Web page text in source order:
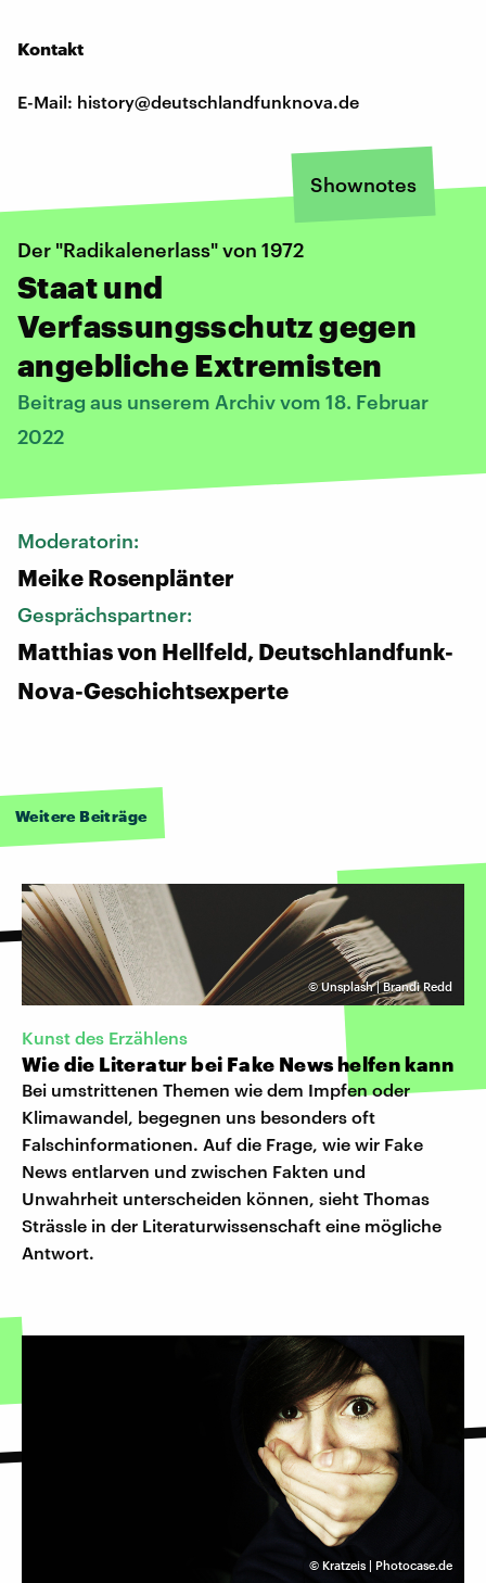
Kontakt
E-Mail: history@deutschlandfunknova.de
Shownotes
Der "Radikalenerlass" von 1972
Staat und
Verfassungsschutz gegen
angebliche Extremisten
Beitrag aus unserem Archiv vom 18. Februar
2022
Moderatorin:
Meike Rosenplänter
Gesprächspartner:
Matthias von Hellfeld, Deutschlandfunk-
Nova-Geschichtsexperte
Weitere Beiträge
©Unsplash | Brandi Redd
Kunst des Erzählens
Wie die Literatur bei Fake News helfen kann
Bei umstrittenen Themen wie dem Impfen oder
Klimawandel, begegnen uns besonders oft
Falschinformationen. Auf die Frage, wie wir Fake
News entlarven und zwischen Fakten und
Unwahrheit unterscheiden können, sieht Thomas
Strässle in der Literaturwissenschaft eine mögliche
Antwort.
© Kratzeis | Photocase.de